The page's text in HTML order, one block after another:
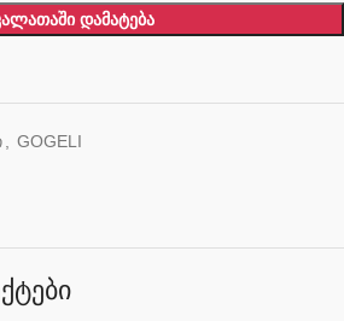
ᲓᲐᲛᲐᲢᲔᲑᲐ
, GOGELI